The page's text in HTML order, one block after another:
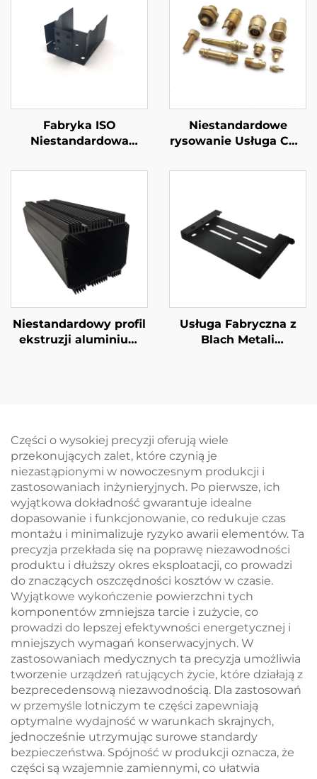
Fabryka ISO
Niestandardowa
Metalowej Blachy
Odciśnięte
Niestandardowe
rysowanie Usługa CNC
precyzja obróbki CNC
Niestandardowy profil
ekstruzji aluminium
Usługa Fabryczna z
Blach Metali
Części o wysokiej precyzji oferują wiele
przekonujących zalet, które czynią je
niezastąpionymi w nowoczesnym produkcji i
zastosowaniach inżynieryjnych. Po pierwsze, ich
wyjątkowa dokładność gwarantuje idealne
dopasowanie i funkcjonowanie, co redukuje czas
montażu i minimalizuje ryzyko awarii elementów. Ta
precyzja przekłada się na poprawę niezawodności
produktu i dłuższy okres eksploatacji, co prowadzi
do znaczących oszczędności kosztów w czasie.
Wyjątkowe wykończenie powierzchni tych
komponentów zmniejsza tarcie i zużycie, co
prowadzi do lepszej efektywności energetycznej i
mniejszych wymagań konserwacyjnych. W
zastosowaniach medycznych ta precyzja umożliwia
tworzenie urządzeń ratujących życie, które działają z
bezprecedensową niezawodnością. Dla zastosowań
w przemyśle lotniczym te części zapewniają
optymalne wydajność w warunkach skrajnych,
jednocześnie utrzymując surowe standardy
bezpieczeństwa. Spójność w produkcji oznacza, że
części są wzajemnie zamiennymi, co ułatwia